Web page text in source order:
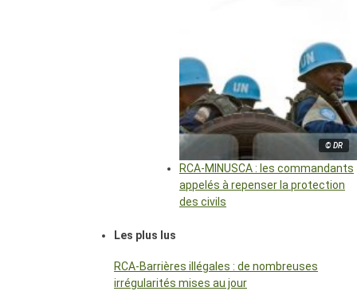
© DR
RCA-MINUSCA : les commandants
appelés à repenser la protection
des civils
Les plus lus
RCA-Barrières illégales : de nombreuses
irrégularités mises au jour